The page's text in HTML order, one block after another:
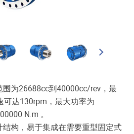
为26688cc到40000cc/rev，最
可达130rpm，最大功率为
N.m 。
构，易于集成在需要重型固定式